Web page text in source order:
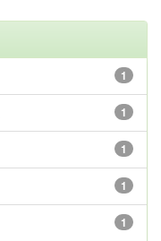
1
1
1
1
1